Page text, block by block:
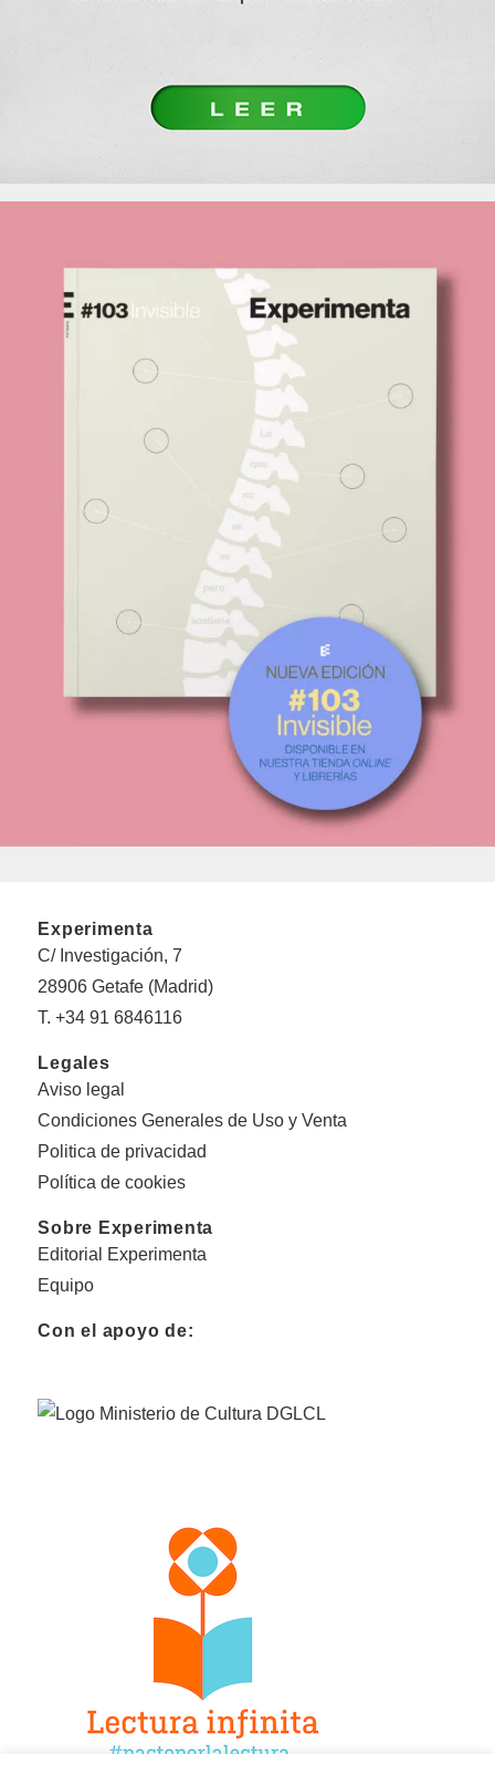
Experimenta
C/ Investigación, 7
28906 Getafe (Madrid)
T. +34 91 6846116
Legales
Aviso legal
Condiciones Generales de Uso y Venta
Politica de privacidad
Política de cookies
Sobre Experimenta
Editorial Experimenta
Equipo
Con el apoyo de: